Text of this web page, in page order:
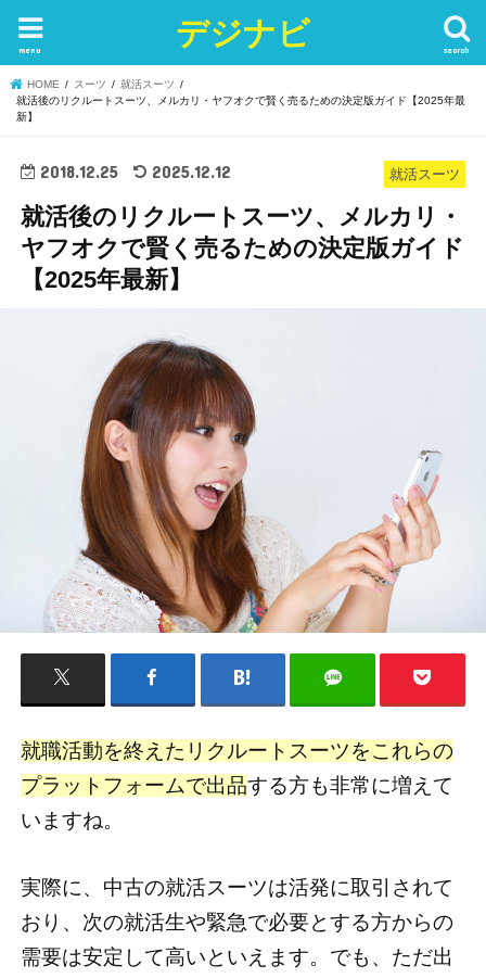
デジナビ search
menu
HOME スーツ
就活スーツ
就活後のリクルートスーツ、メルカリ・ヤフオクで賢く売るための決定版ガイド【2025年最
新】
就活スーツ
2018.12.25 2025.12.12
就活後のリクルートスーツ、メルカリ・
ヤフオクで賢く売るための決定版ガイド
【2025年最新】
就職活動を終えたリクルートスーツをこれらの
プラットフォームで出品する方も非常に増えて
いますね。
実際に、中古の就活スーツは活発に取引されて
おり、次の就活生や緊急で必要とする方からの
需要は安定して高いといえます。でも、ただ出